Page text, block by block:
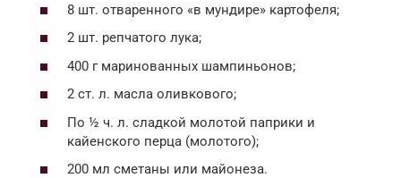
8 шт. отваренного «в мундире» картофеля;
2 шт. репчатого лука;
400 г маринованных шампиньонов;
2 ст. л. масла оливкового;
По ½ ч. л. сладкой молотой паприки и
кайенского перца (молотого);
200 мл сметаны или майонеза.